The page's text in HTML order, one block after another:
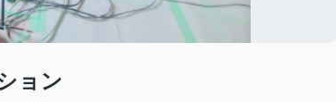
ョン